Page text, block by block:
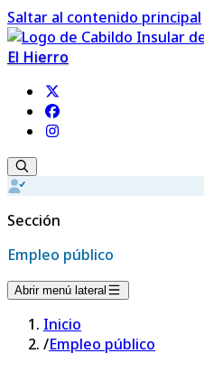
Saltar al contenido principal
El Hierro
Sección
Empleo público
Abrir menú lateral
Inicio
/Empleo público